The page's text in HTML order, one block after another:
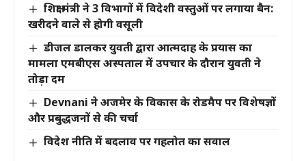
शिक्षा मंत्री ने 3 विभागों में विदेशी वस्तुओं पर लगाया बैन:
खरीदने वाले से होगी वसूली
डीजल डालकर युवती द्वारा आत्मदाह के प्रयास का
मामला एमबीएस अस्पताल में उपचार के दौरान युवती ने
तोड़ा दम
Devnani ने अजमेर के विकास के रोडमैप पर विशेषज्ञों
और प्रबुद्धजनों से की चर्चा
विदेश नीति में बदलाव पर गहलोत का सवाल